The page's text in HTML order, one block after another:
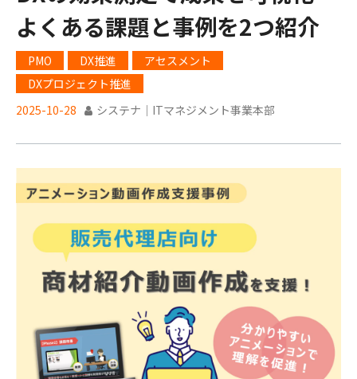
よくある課題と事例を2つ紹介
PMO DX推進
アセスメント
DXプロジェクト推進
2025-10-28
システナ｜ITマネジメント事業本部